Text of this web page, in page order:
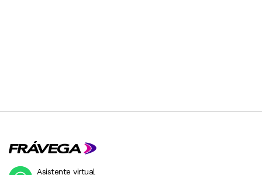
Asistente virtual